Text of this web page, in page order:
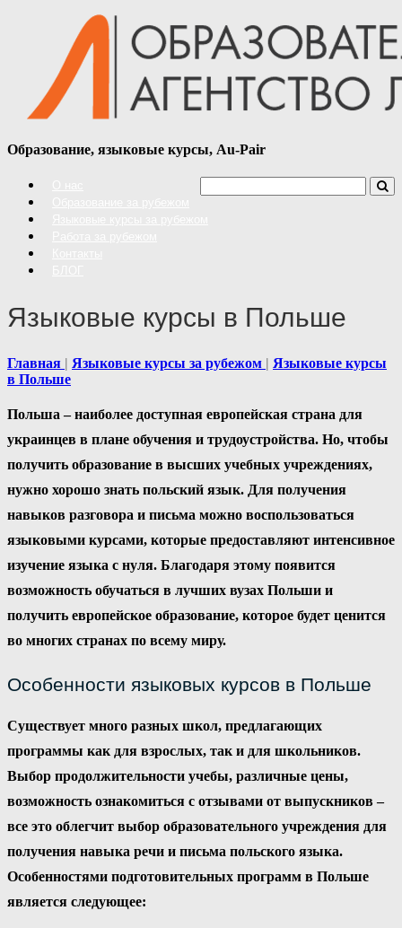
Образование, языковые курсы, Au-Pair
Языковые курсы в Польше
Главная Языковые курсы за рубежом
Языковые курсы
в Польше
Польша – наиболее доступная европейская страна для
украинцев в плане обучения и трудоустройства. Но, чтобы
получить образование в высших учебных учреждениях,
нужно хорошо знать польский язык. Для получения
навыков разговора и письма можно воспользоваться
языковыми курсами, которые предоставляют интенсивное
изучение языка с нуля. Благодаря этому появится
возможность обучаться в лучших вузах Польши и
получить европейское образование, которое будет ценится
во многих странах по всему миру.
Особенности языковых курсов в Польше
Существует много разных школ, предлагающих
программы как для взрослых, так и для школьников.
Выбор продолжительности учебы, различные цены,
возможность ознакомиться с отзывами от выпускников –
все это облегчит выбор образовательного учреждения для
получения навыка речи и письма польского языка.
Особенностями подготовительных программ в Польше
является следующее: